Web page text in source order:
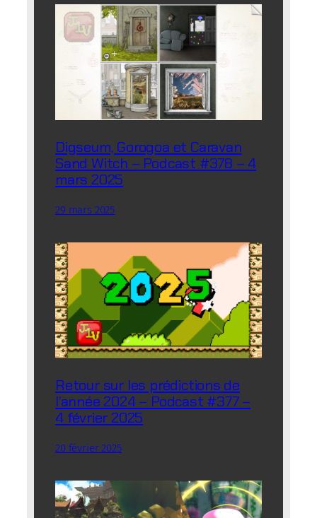
Digseum, Gorogoa et Caravan
Sand Witch – Podcast #378 – 4
mars 2025
29 mars 2025
Retour sur les prédictions de
l’année 2024 – Podcast #377 –
4 février 2025
20 février 2025